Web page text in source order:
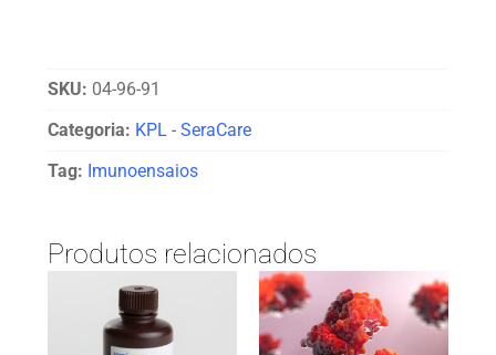
SKU: 04-96-91
Categoria: KPL - SeraCare
Tag: Imunoensaios
Produtos relacionados